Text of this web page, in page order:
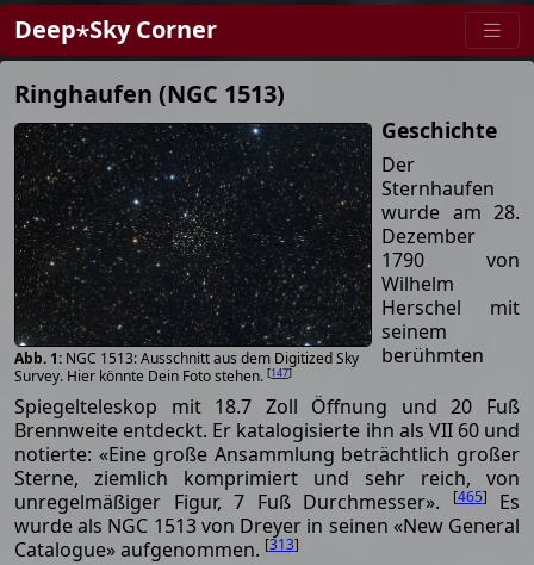
Deep⋆Sky Corner
Ringhaufen (NGC 1513)
NGC 1513: Ausschnitt aus dem Digitized Sky
Survey. Hier könnte Dein Foto stehen. [147]
Geschichte
Der
Sternhaufen
wurde am 28.
Dezember
1790 von
Wilhelm
Herschel mit
seinem
berühmten
Spiegelteleskop mit 18.7 Zoll Öffnung und 20 Fuß
Brennweite entdeckt. Er katalogisierte ihn als VII 60 und
notierte: «Eine große Ansammlung beträchtlich großer
Sterne, ziemlich komprimiert und sehr reich, von
unregelmäßiger Figur, 7 Fuß Durchmesser».
[465]
Es
wurde als NGC 1513 von Dreyer in seinen «New General
Catalogue» aufgenommen. [313]